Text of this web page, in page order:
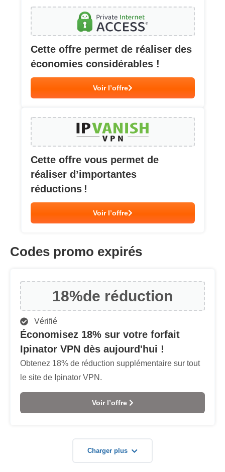
Cette offre permet de réaliser des
économies considérables !
Voir l’offre
Cette offre vous permet de
réaliser d’importantes
réductions !
Voir l’offre
Codes promo expirés
18%de réduction
Vérifié
Économisez 18% sur votre forfait
Ipinator VPN dès aujourd'hui !
Obtenez 18% de réduction supplémentaire sur tout
le site de Ipinator VPN.
Voir l’offre
Charger plus